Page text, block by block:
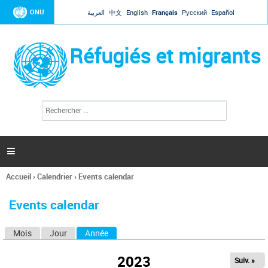
Jump to navigation
ONU العربية 中文 English Français Русский Español
Réfugiés et migrants
l
c
h
e

Vous
ici
Accueil›Calendrier› Events calendar
Events calendar
Mois Jour Année
2023 Suiv. »